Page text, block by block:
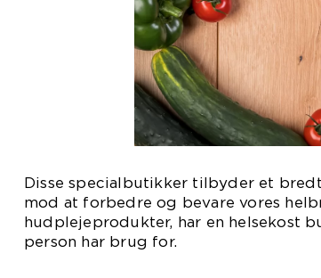
Disse specialbutikker tilbyder et
mod at forbedre og bevare vores
hudplejeprodukter, har en helsekost
person har brug for.